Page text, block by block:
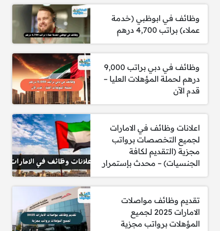
الوظائف الشاغرة:
1- مطلوب مدير تسويق الفئة
الشروط:
خبرة لا تقل عن 15 عامًا في مجال التسويق أو
إدارة العلامة التجارية داخل شركة مرموقة في
قطاع السلع الاستهلاكية سريعة التداول في
الشرق الأوسط.
خبرة قيادية لا تقل عن 8 سنوات في التسويق أو
إدارة العلامة التجارية.
سجل مثبت في تحقيق نتائج قوية ضمن بيئة
عمل تنافسية.
خبرة عملية في بناء العلامات التجارية وإطلاق
منتجات جديدة.
معرفة متقدمة بمشاريع المشروبات، خصوصًا
المتعلقة بخطوط العلب.
وظائف في ابوظبي (خدمة
عملاء) براتب 4,700 درهم
وظائف في دبي براتب 9,000
درهم لحملة المؤهلات العليا –
قدم الآن
اعلانات وظائف في الامارات
لجميع التخصصات برواتب
مجزية (التقديم لكافة
الجنسيات) – محدث بإستمرار
تقديم وظائف مواصلات
الامارات 2025 لجميع
المؤهلات برواتب مجزية